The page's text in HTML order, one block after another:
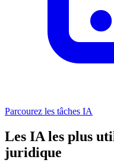
Parcourez les tâches IA
Les IA les plus
juridique